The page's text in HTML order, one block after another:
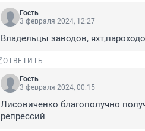
Гость
3 февраля 2024, 12:27
Владельцы заводов,
ОТВЕТИТЬ
Гость
3 февраля 2024, 00:15
Лисовиченко благополучно
репрессий